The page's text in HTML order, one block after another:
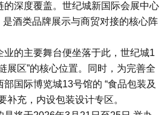
的深度覆盖。世纪城新国际会展中心
是酒类品牌展示与商贸对接的核心阵
业的主要舞台便坐落于此，世纪城1
展区”的核心位置。同时，为完善全
国际博览城13号馆的 “食品包装及
补充，内设包装设计专区。